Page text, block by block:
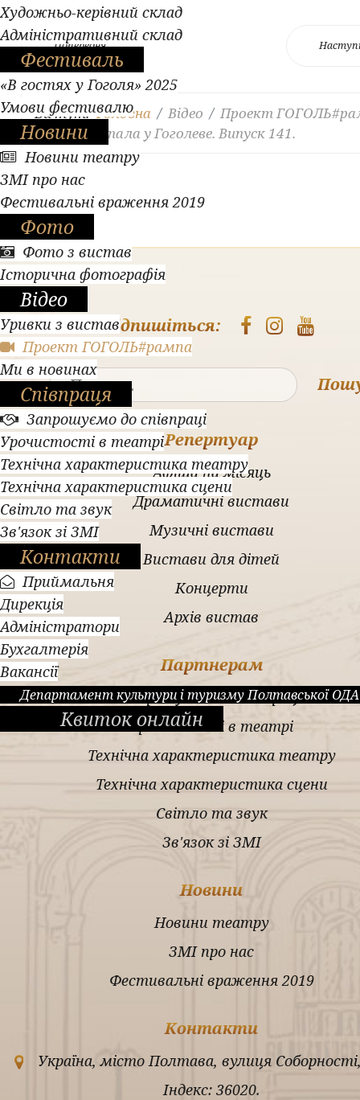
Художньо-керівний склад
Адміністративний склад
Фестиваль
«В гостях у Гоголя» 2025
Умови фестивалю
Новини
Новини театру
ЗМІ про нас
Фестивальні враження 2019
Фото
Фото з вистав
Історична фотографія
Відео
Уривки з вистав
Проект ГОГОЛЬ#рампа
Ми в новинах
Співпраця
Запрошуємо до співпраці
Урочистості в театрі
Технічна характеристика театру
Технічна характеристика сцени
Світло та звук
Зв'язок зі ЗМІ
Контакти
Приймальня
Дирекція
Адміністратори
Бухгалтерія
Вакансії
Департамент культури і туризму Полтавської ОДА
Квиток онлайн
Попередня
Ви тут:Головна Відео
Проект
Івана Купала у Гоголеве. Випуск 141.
Підпишіться:
Репертуар
Афіша на місяць
Драматичні вистави
Музичні вистави
Вистави для дітей
Концерти
Архів вистав
Партнерам
Запрошуємо до співпраці
Урочистості в театрі
Технічна характеристика театру
Технічна характеристика сцени
Світло та звук
Зв'язок зі ЗМІ
Новини
Новини театру
ЗМІ про нас
Фестивальні враження 2019
Контакти
Україна, місто Полтава, вулиця
Індекс: 36020.